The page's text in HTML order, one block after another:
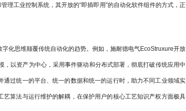
理工业控制系统，其开放的“即插即用”的自动化软件组件的方式，正
化思维颠覆传统自动化的趋势。例如，施耐德电气EcoStruxure开放
以资产为中心，采用事件驱动和分布式部署，彻底打破传统应用中
过统一的平台、统一的数据和统一的运行时，助力不同工业领域实
算法与运行维护的解耦，在保护用户的核心工艺知识产权方面极具